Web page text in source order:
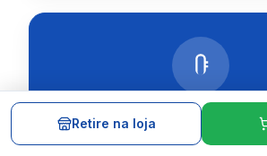
Skechers Slip-
calce fácil, sem usar
Retire na loja